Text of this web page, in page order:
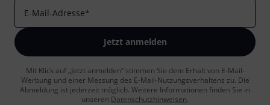
E-Mail-Adresse*
Jetzt anmelden
Mit Klick auf „Jetzt anmelden“ stimmen Sie dem Erhalt von E-Mail-
Werbung und einer Messung des E-Mail-Nutzungsverhaltens zu. Die
Abmeldung ist jederzeit möglich. Weitere Informationen finden Sie in
unseren Datenschutzhinweisen.